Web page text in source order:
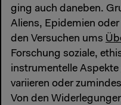
ging auch daneben.
Aliens, Epidemien
den Versuchen ums
Forschung soziale,
instrumentelle Aspekte
variieren oder
Von den